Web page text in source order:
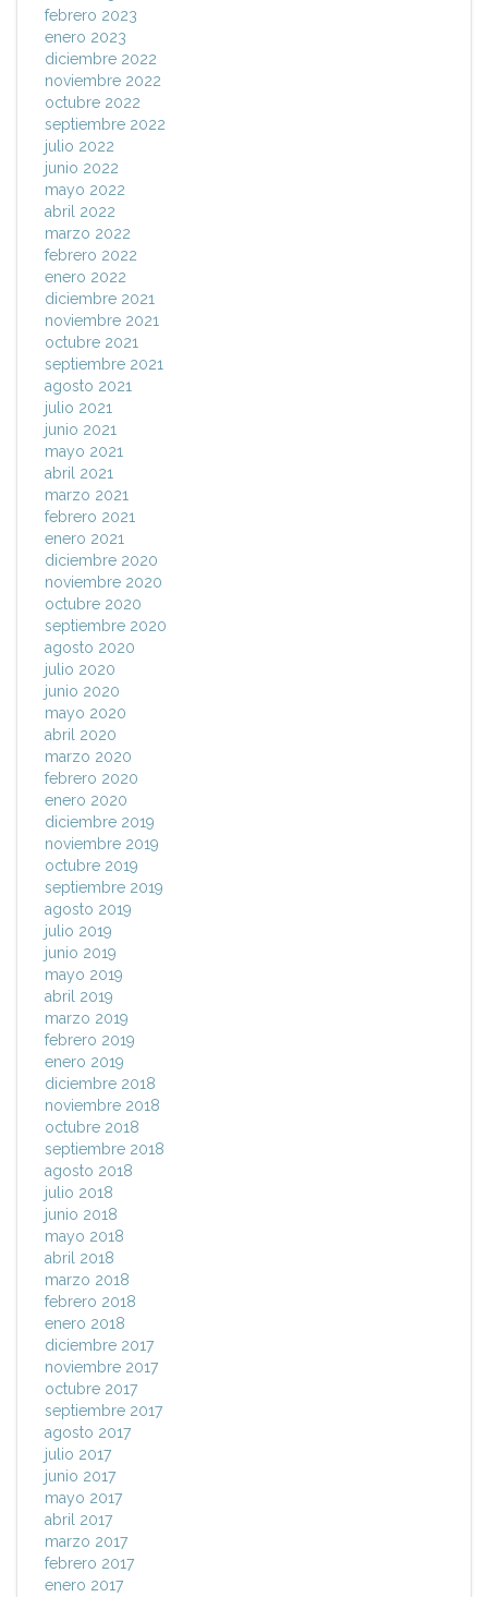
febrero 2023
enero 2023
diciembre 2022
noviembre 2022
octubre 2022
septiembre 2022
julio 2022
junio 2022
mayo 2022
abril 2022
marzo 2022
febrero 2022
enero 2022
diciembre 2021
noviembre 2021
octubre 2021
septiembre 2021
agosto 2021
julio 2021
junio 2021
mayo 2021
abril 2021
marzo 2021
febrero 2021
enero 2021
diciembre 2020
noviembre 2020
octubre 2020
septiembre 2020
agosto 2020
julio 2020
junio 2020
mayo 2020
abril 2020
marzo 2020
febrero 2020
enero 2020
diciembre 2019
noviembre 2019
octubre 2019
septiembre 2019
agosto 2019
julio 2019
junio 2019
mayo 2019
abril 2019
marzo 2019
febrero 2019
enero 2019
diciembre 2018
noviembre 2018
octubre 2018
septiembre 2018
agosto 2018
julio 2018
junio 2018
mayo 2018
abril 2018
marzo 2018
febrero 2018
enero 2018
diciembre 2017
noviembre 2017
octubre 2017
septiembre 2017
agosto 2017
julio 2017
junio 2017
mayo 2017
abril 2017
marzo 2017
febrero 2017
enero 2017